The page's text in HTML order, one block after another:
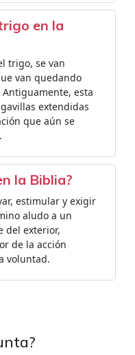
en la
trigo, se van
van quedando
esta
extendidas
que aún se
la Biblia?
estimular y exigir
aludo a un
del exterior,
de la acción
voluntad.